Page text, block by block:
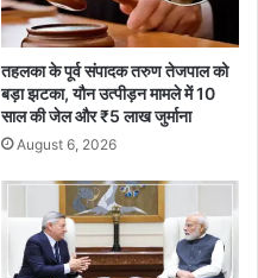
तहलका के पूर्व संपादक तरुण तेजपाल को
बड़ा झटका, यौन उत्पीड़न मामले में 10
साल की जेल और ₹5 लाख जुर्माना
August 6, 2026